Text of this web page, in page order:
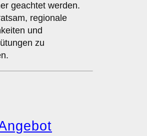
geachtet werden.
regionale
und
zu